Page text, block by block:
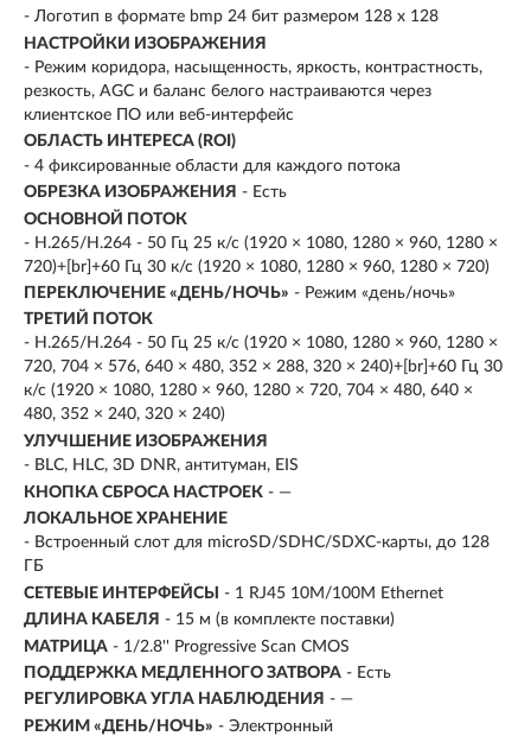
- Логотип в формате bmp 24 бит размером 128 х 128
НАСТРОЙКИ ИЗОБРАЖЕНИЯ
- Режим коридора, насыщенность, яркость, контрастность,
резкость, AGC и баланс белого настраиваются через
клиентское ПО или веб-интерфейс
ОБЛАСТЬ ИНТЕРЕСА (ROI)
- 4 фиксированные области для каждого потока
ОБРЕЗКА ИЗОБРАЖЕНИЯ - Есть
ОСНОВНОЙ ПОТОК
- H.265/H.264 - 50 Гц 25 к/с (1920 × 1080, 1280 × 960, 1280 ×
720)+[br]+60 Гц 30 к/с (1920 × 1080, 1280 × 960, 1280 × 720)
ПЕРЕКЛЮЧЕНИЕ «ДЕНЬ/НОЧЬ» - Режим «день/ночь»
ТРЕТИЙ ПОТОК
- H.265/H.264 - 50 Гц 25 к/с (1920 × 1080, 1280 × 960, 1280 ×
720, 704 × 576, 640 × 480, 352 × 288, 320 × 240)+[br]+60 Гц 30
к/с (1920 × 1080, 1280 × 960, 1280 × 720, 704 × 480, 640 ×
480, 352 × 240, 320 × 240)
УЛУЧШЕНИЕ ИЗОБРАЖЕНИЯ
- BLC, HLC, 3D DNR, антитуман, EIS
КНОПКА СБРОСА НАСТРОЕК - —
ЛОКАЛЬНОЕ ХРАНЕНИЕ
- Встроенный слот для microSD/SDHC/SDXC-карты, до 128
ГБ
СЕТЕВЫЕ ИНТЕРФЕЙСЫ
- 1 RJ45 10M/100M Ethernet
ДЛИНА КАБЕЛЯ - 15 м (в комплекте поставки)
МАТРИЦА - 1/2.8'' Progressive Scan CMOS
ПОДДЕРЖКА МЕДЛЕННОГО ЗАТВОРА - Есть
РЕГУЛИРОВКА УГЛА НАБЛЮДЕНИЯ - —
РЕЖИМ «ДЕНЬ/НОЧЬ» - Электронный